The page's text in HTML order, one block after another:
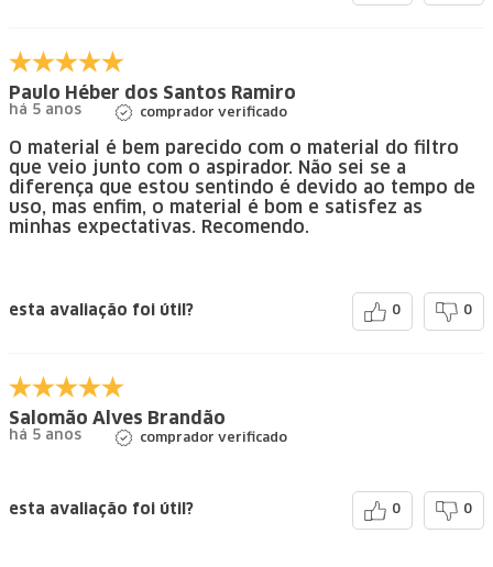
Paulo Héber dos Santos Ramiro
há 5 anos comprador verificado
O material é bem parecido com o material do filtro
que veio junto com o aspirador. Não sei se a
diferença que estou sentindo é devido ao tempo de
uso, mas enfim, o material é bom e satisfez as
minhas expectativas. Recomendo.
esta avaliação foi útil? 0 0
Salomão Alves Brandão
há 5 anos comprador verificado
esta avaliação foi útil? 0 0